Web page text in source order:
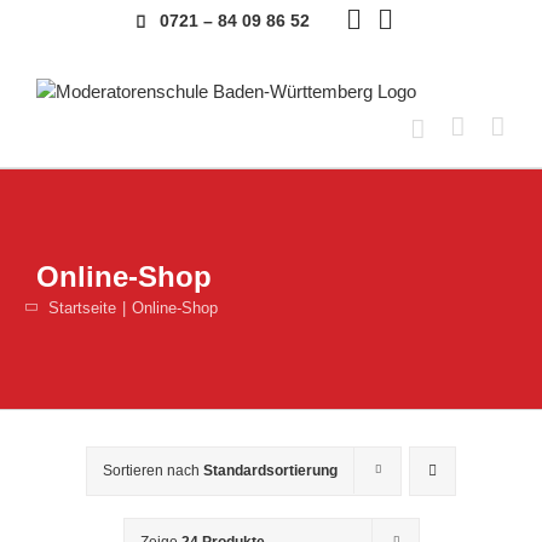
0721 – 84 09 86 52
Online-Shop
Startseite Online-Shop
Sortieren nach Standardsortierung